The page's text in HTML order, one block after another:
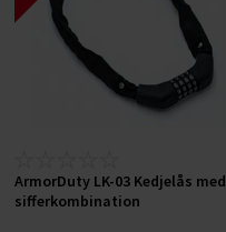
ArmorDuty LK-03 Kedjelås med
sifferkombination